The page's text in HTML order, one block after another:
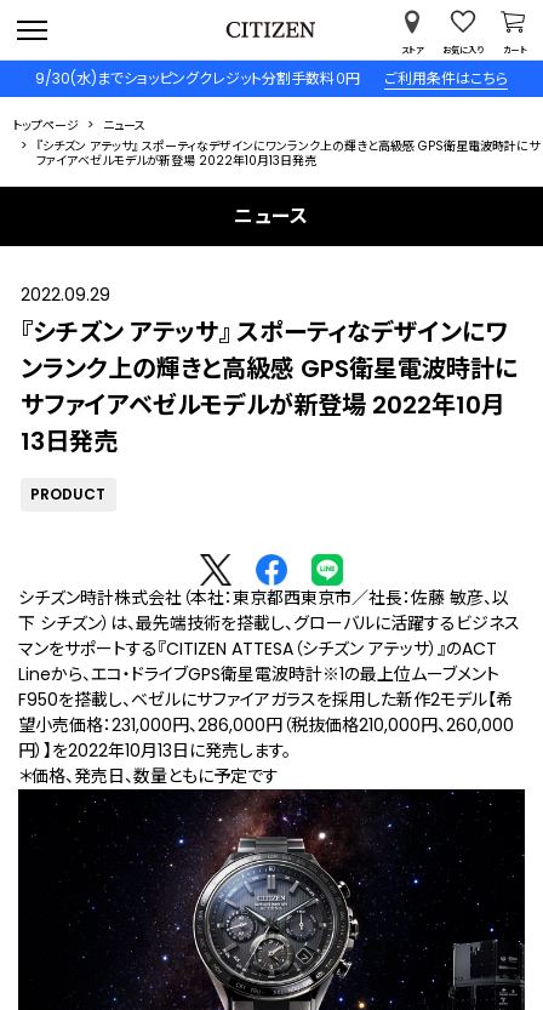
9/30(水)までショッピングクレジット分割手数料０円 ご利用条件はこちら
ストア お気に入り カート
トップページ
ニュース
『シチズン アテッサ』 スポーティなデザインにワンランク上の輝きと高級感 GPS衛星電波時計にサ
ファイアベゼルモデルが新登場 2022年10月13日発売
ニュース
2022.09.29
『シチズン アテッサ』 スポーティなデザインにワ
ンランク上の輝きと高級感 GPS衛星電波時計に
サファイアベゼルモデルが新登場 2022年10月
13日発売
PRODUCT
シチズン時計株式会社（本社：東京都西東京市／社長：佐藤 敏彦、以
下 シチズン）は、最先端技術を搭載し、グローバルに活躍するビジネス
マンをサポートする『CITIZEN ATTESA（シチズン アテッサ）』のACT
Lineから、エコ・ドライブGPS衛星電波時計※1の最上位ムーブメント
F950を搭載し、ベゼルにサファイアガラスを採用した新作2モデル【希
望小売価格：231,000円、286,000円（税抜価格210,000円、260,000
円）】を2022年10月13日に発売します。
＊価格、発売⽇、数量ともに予定です